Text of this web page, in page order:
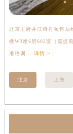
北京王府井江诗丹顿售后
楼W3座6层602室（需提
准培训.... 详情 >
北京 上海